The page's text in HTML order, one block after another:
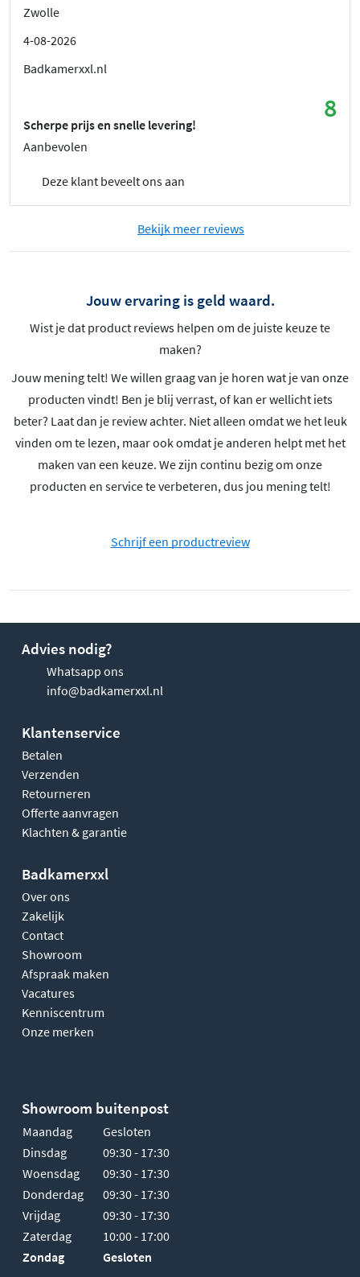
Zwolle
4-08-2026
Badkamerxxl.nl
8
Scherpe prijs en snelle levering!
Aanbevolen
Deze klant beveelt ons aan
Bekijk meer reviews
Jouw ervaring is geld waard.
Wist je dat product reviews helpen om de juiste keuze te
maken?
Jouw mening telt! We willen graag van je horen wat je van onze
producten vindt! Ben je blij verrast, of kan er wellicht iets
beter? Laat dan je review achter. Niet alleen omdat we het leuk
vinden om te lezen, maar ook omdat je anderen helpt met het
maken van een keuze. We zijn continu bezig om onze
producten en service te verbeteren, dus jou mening telt!
Schrijf een productreview
Advies nodig?
Whatsapp ons
info@badkamerxxl.nl
Klantenservice
Betalen
Verzenden
Retourneren
Offerte aanvragen
Klachten & garantie
Badkamerxxl
Over ons
Zakelijk
Contact
Showroom
Afspraak maken
Vacatures
Kenniscentrum
Onze merken
Showroom buitenpost
Maandag
Gesloten
Dinsdag
09:30 - 17:30
Woensdag
09:30 - 17:30
Donderdag
09:30 - 17:30
Vrijdag
09:30 - 17:30
Zaterdag
10:00 - 17:00
Zondag
Gesloten